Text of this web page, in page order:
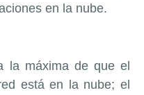
en la nube.
la máxima de que el
está en la nube; el